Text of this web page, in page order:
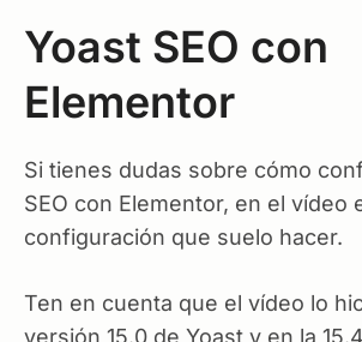
Yoast SEO con
Elementor
Si tienes dudas sobre cómo
SEO con Elementor, en el vídeo
configuración que suelo hacer.
Ten en cuenta que el vídeo lo
versión 15.0 de Yoast y en la